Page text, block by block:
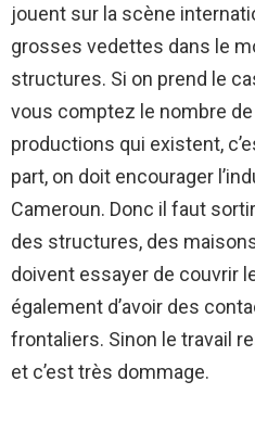
jouent sur la scène
grosses vedettes dans le
structures. Si on prend le
vous comptez le nombre
productions qui existent,
part, on doit encourager
Cameroun. Donc il faut
des structures, des
doivent essayer de couvrir
également d’avoir des
frontaliers. Sinon le travail
et c’est très dommage.